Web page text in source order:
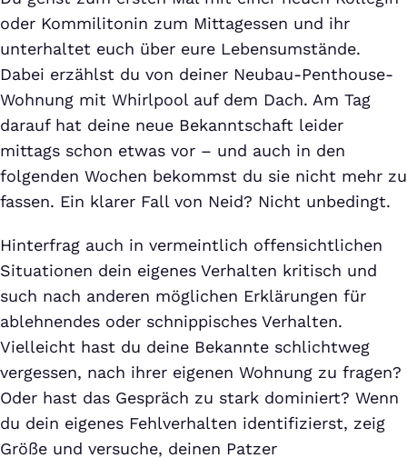
oder Kommilitonin zum Mittagessen und ihr
unterhaltet euch über eure Lebensumstände.
Dabei erzählst du von deiner Neubau-Penthouse-
Wohnung mit Whirlpool auf dem Dach. Am Tag
darauf hat deine neue Bekanntschaft leider
mittags schon etwas vor – und auch in den
folgenden Wochen bekommst du sie nicht mehr zu
fassen. Ein klarer Fall von Neid? Nicht unbedingt.
Hinterfrag auch in vermeintlich offensichtlichen
Situationen dein eigenes Verhalten kritisch und
such nach anderen möglichen Erklärungen für
ablehnendes oder schnippisches Verhalten.
Vielleicht hast du deine Bekannte schlichtweg
vergessen, nach ihrer eigenen Wohnung zu fragen?
Oder hast das Gespräch zu stark dominiert? Wenn
du dein eigenes Fehlverhalten identifizierst, zeig
Größe und versuche, deinen Patzer